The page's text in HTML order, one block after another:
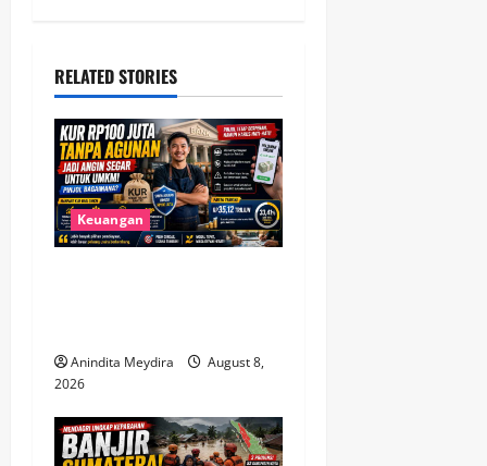
v
i
g
a
t
n
RELATED STORIES
Keuangan
Anindita Meydira
August 8,
2026